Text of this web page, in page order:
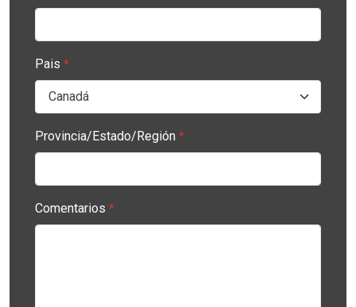
Pais *
Provincia/Estado/Región *
Comentarios *